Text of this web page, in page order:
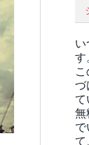
い
す
づ
て
無
で
て